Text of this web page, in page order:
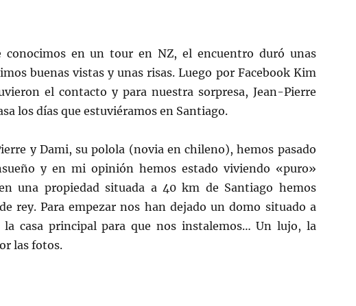
conocimos en un tour en NZ, el encuentro duró unas
buenas vistas y unas risas. Luego por Facebook Kim
el contacto y para nuestra sorpresa, Jean-Pierre
los días que estuviéramos en Santiago.
y Dami, su polola (novia en chileno), hemos pasado
y en mi opinión hemos estado viviendo «puro»
una propiedad situada a 40 km de Santiago hemos
rey. Para empezar nos han dejado un domo situado a
la casa principal para que nos instalemos… Un lujo, la
las fotos.